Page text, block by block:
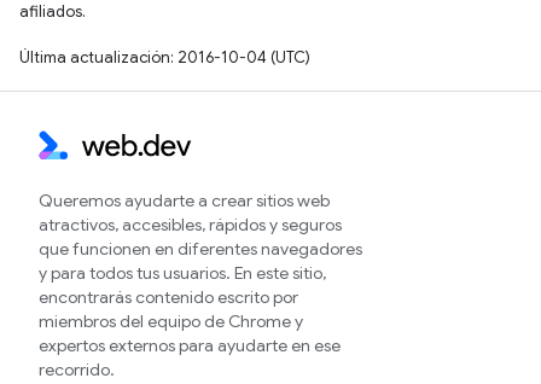
afiliados.
Última actualización: 2016-10-04 (UTC)
Queremos ayudarte a crear sitios web
atractivos, accesibles, rápidos y seguros
que funcionen en diferentes navegadores
y para todos tus usuarios. En este sitio,
encontrarás contenido escrito por
miembros del equipo de Chrome y
expertos externos para ayudarte en ese
recorrido.